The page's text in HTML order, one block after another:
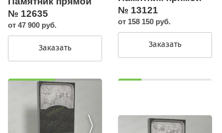
№ 12635
от 47 900 руб.
Заказать
№ 13121
от 158 150 руб.
Заказать